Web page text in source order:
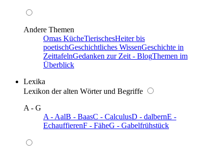
Andere Themen
Omas KücheTierischesHeiter bis
poetischGeschichtliches WissenGeschichte in
ZeittafelnGedanken zur Zeit - BlogThemen im
Überblick
Lexika
Lexikon der alten Wörter und Begriffe
A - G
A - AalB - BaasC - CalculusD - dalbernE -
EchauffierenF - FäheG - Gabelfrühstück